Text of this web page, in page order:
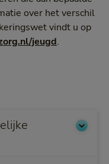
over het verschil
vindt u op
jeugd.